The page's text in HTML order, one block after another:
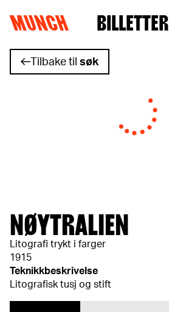
Hopp til innhold
MUNCH BILLETTER
Tilbake til søk
NØYTRALIEN
Litografi trykt i farger
1915
Teknikkbeskrivelse
Litografisk tusj og stift